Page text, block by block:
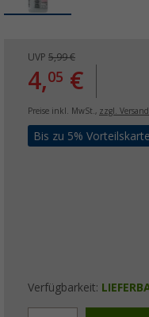
UVP 5,99 €
4,05 €
Preise inkl. MwSt., zzgl.
Bis zu 5%
Verfügbarkeit: